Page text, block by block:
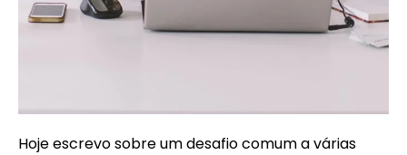
Hoje escrevo sobre um desafio comum a várias